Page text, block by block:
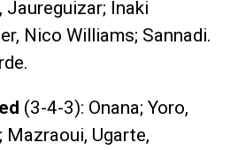
Jaureguizar; Inaki
Nico Williams; Sannadi.
(3-4-3): Onana; Yoro,
Mazraoui, Ugarte,